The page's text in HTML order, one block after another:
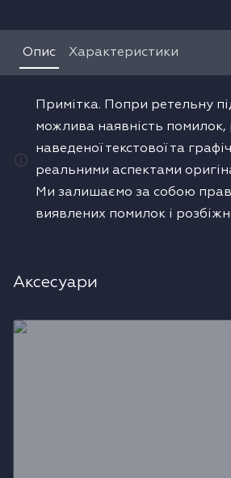
Сушильні машини
Опис Характеристики
Примітка. Попри ретельну
можлива наявність помилок,
наведеної текстової та
реальними аспектами
Ми залишаємо за собою
виявлених помилок і
Аксесуари
Газовий шланг для підключення,